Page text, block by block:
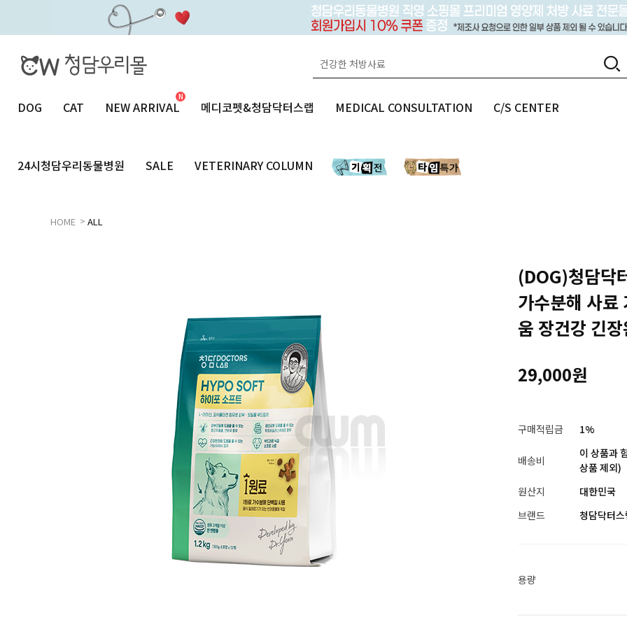
DOG CAT NEW ARRIVAL 메디코펫&청담닥터스랩 MEDICAL CONSULTATION C/S CENTER
24시청담우리동물병원 SALE VETERINARY COLUMN
HOME > ALL
(DOG)청담닥
가수분해 사료
움 장건강 긴
29,000원
구매적립금 1%
배송비
이 상품과
상품 제외)
원산지
대한민국
브랜드
청담닥터
용량